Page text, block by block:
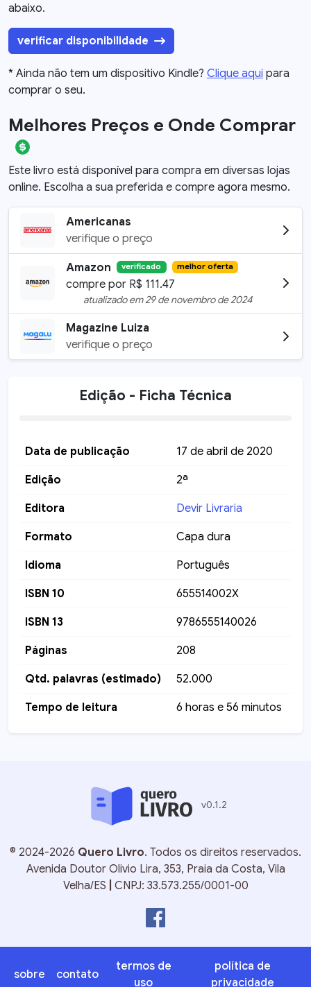
abaixo.
verificar disponibilidade
* Ainda não tem um dispositivo Kindle? Clique aqui para
comprar o seu.
Melhores Preços e Onde Comprar
Este livro está disponível para compra em diversas lojas
online. Escolha a sua preferida e compre agora mesmo.
Americanas
verifique o preço
Amazon verificado melhor oferta
compre por R$ 111.47
atualizado em29 de novembro de 2024
Magazine Luiza
verifique o preço
Edição - Ficha Técnica
Data de publicação 17 de abril de 2020
Edição 2ª
Editora Devir Livraria
Formato Capa dura
Idioma Português
ISBN 10 655514002X
ISBN 13 9786555140026
Páginas 208
Qtd. palavras (estimado) 52.000
Tempo de leitura 6 horas e 56 minutos
v0.1.2
© 2024-2026 Quero Livro. Todos os direitos reservados.
Avenida Doutor Olivio Lira, 353, Praia da Costa, Vila
Velha/ES
CNPJ: 33.573.255/0001-00
sobre contato
termos de
uso
política de
privacidade